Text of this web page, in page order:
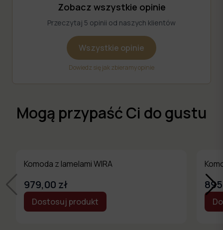
Zobacz wszystkie opinie
Przeczytaj 5 opinii od naszych klientów
Wszystkie opinie
Dowiedz się jak zbieramy opinie
Mogą przypaść Ci do gustu
Komoda z lamelami WIRA
979,00 zł
Dostosuj produkt